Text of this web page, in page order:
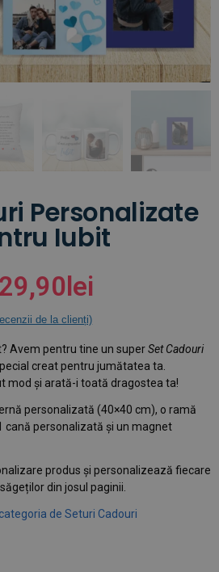
Personalizate
Iubit
lei
de la clienți)
Avem pentru tine un superSet Cadouri
creat pentru jumătatea ta.
mod și arată-i toată dragostea ta!
personalizată (40×40 cm), o ramă
cană personalizată și un magnet
produs și personalizează fiecare
din josul paginii.
de Seturi Cadouri